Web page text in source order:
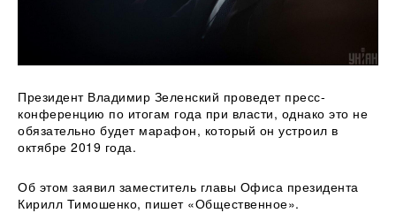
Президент Владимир Зеленский проведет пресс-
конференцию по итогам года при власти, однако это не
обязательно будет марафон, который он устроил в
октябре 2019 года.
Об этом заявил заместитель главы Офиса президента
Кирилл Тимошенко, пишет «Общественное».